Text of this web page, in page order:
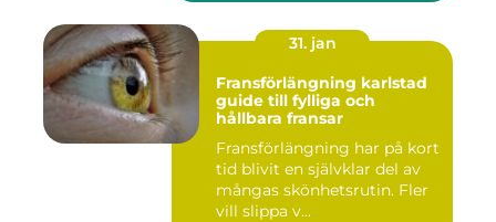
31. jan
Fransförlängning karlstad
guide till fylliga och
hållbara fransar
Fransförlängning har på kort
tid blivit en självklar del av
mångas skönhetsrutin. Fler
vill slippa v...